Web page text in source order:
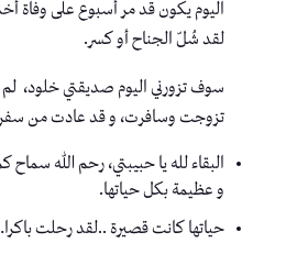
اليوم يكون قد مر أسبوع على وفاة
لقد شُلّ الجناح أو كسر.
سوف تزورني اليوم صديقتي خلود، لم
تزوجت وسافرت، و قد عادت من
البقاء لله يا حبيبتي، رحم الله
و عظيمة بكل حياتها.
حياتها كانت قصيرة ..لقد رحلت